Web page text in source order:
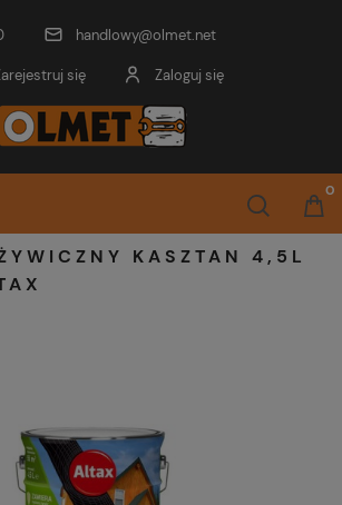
handlowy@olmet.net
się Zaloguj się
KASZTAN 4,5L